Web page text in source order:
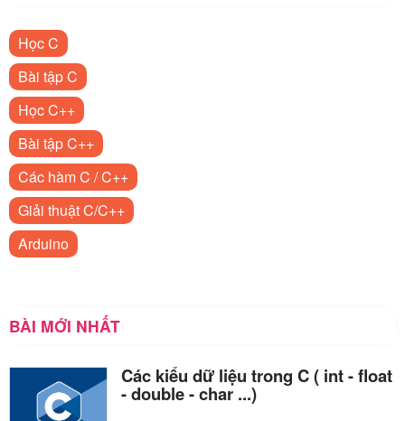
Học C
Bài tập C
Học C++
Bài tập C++
Các hàm C / C++
Giải thuật C/C++
Arduino
BÀI MỚI NHẤT
Các kiểu dữ liệu trong C ( int - float
- double - char ...)